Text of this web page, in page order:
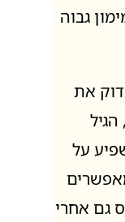
גבוה
את
על
גם אחרי